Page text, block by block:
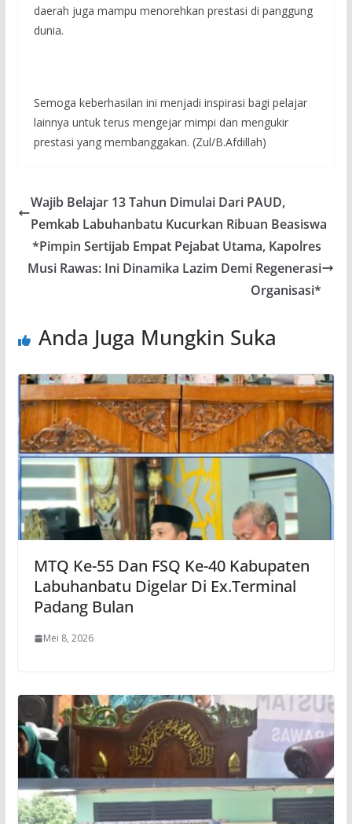
daerah juga mampu menorehkan prestasi di panggung
dunia.
Semoga keberhasilan ini menjadi inspirasi bagi pelajar
lainnya untuk terus mengejar mimpi dan mengukir
prestasi yang membanggakan. (Zul/B.Afdillah)
Wajib Belajar 13 Tahun Dimulai Dari PAUD,
Pemkab Labuhanbatu Kucurkan Ribuan Beasiswa
*Pimpin Sertijab Empat Pejabat Utama, Kapolres
Musi Rawas: Ini Dinamika Lazim Demi Regenerasi
Organisasi*
Anda Juga Mungkin Suka
MTQ Ke-55 Dan FSQ Ke-40 Kabupaten
Labuhanbatu Digelar Di Ex.Terminal
Padang Bulan
Mei 8, 2026